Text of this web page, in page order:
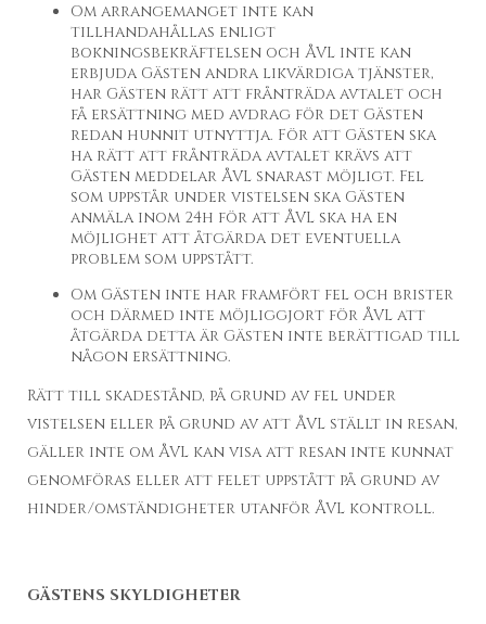
Om arrangemanget inte kan
tillhandahållas enligt
bokningsbekräftelsen och ÅVL inte kan
erbjuda Gästen andra likvärdiga tjänster,
har Gästen rätt att frånträda avtalet och
få ersättning med avdrag för det Gästen
redan hunnit utnyttja. För att Gästen ska
ha rätt att frånträda avtalet krävs att
Gästen meddelar ÅVL snarast möjligt. Fel
som uppstår under vistelsen ska Gästen
anmäla inom 24h för att ÅVL ska ha en
möjlighet att åtgärda det eventuella
problem som uppstått.
Om Gästen inte har framfört fel och brister
och därmed inte möjliggjort för ÅVL att
åtgärda detta är Gästen inte berättigad till
någon ersättning.
Rätt till skadestånd, på grund av fel under
vistelsen eller på grund av att ÅVL ställt in resan,
gäller inte om ÅVL kan visa att resan inte kunnat
genomföras eller att felet uppstått på grund av
hinder/omständigheter utanför ÅVL kontroll.
GÄSTENS SKYLDIGHETER